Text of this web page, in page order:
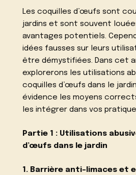
Les coquilles d’œufs sont
jardins et sont souvent
avantages potentiels.
idées fausses sur leurs
être démystifiées. Dans cet
explorerons les utilisations
coquilles d’œufs dans le
évidence les moyens
les intégrer dans vos
Partie 1 : Utilisations
d’œufs dans le jardin
1. Barrière anti-limaces et